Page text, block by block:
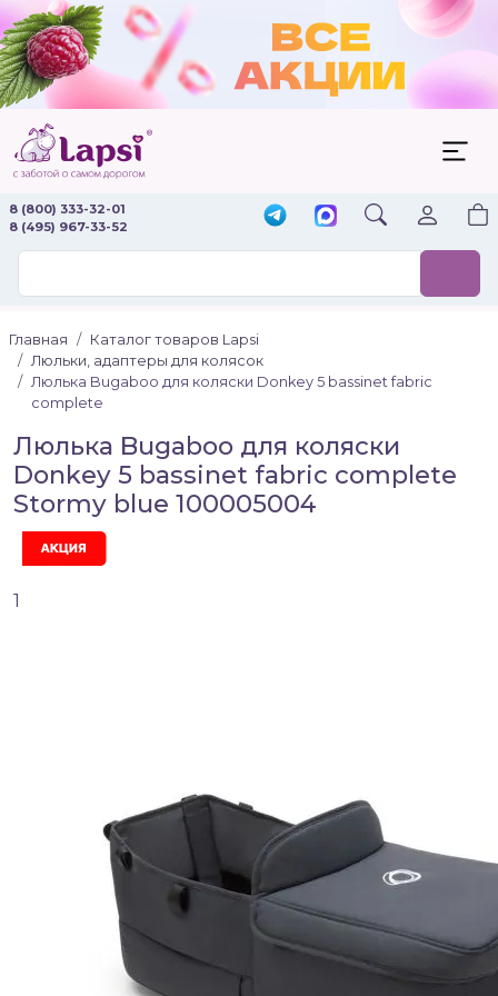
8 (800) 333-32-01
8 (495) 967-33-52
Главная
Каталог товаров Lapsi
Люльки, адаптеры для колясок
Люлька Bugaboo для коляски Donkey 5 bassinet fabric
complete
Люлька Bugaboo для коляски
Donkey 5 bassinet fabric complete
Stormy blue 100005004
1